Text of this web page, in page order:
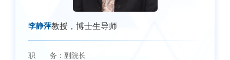
李静萍教授，博士生导师
职 务： 副院长